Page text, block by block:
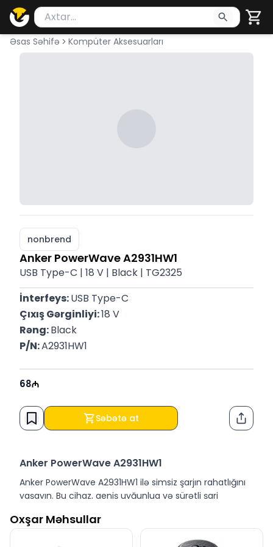
Məhsul axtar
Axtarış üçün ən azı 2 simvol yazın. Göndərmək
Əsas Səhifə Kompüter Aksesuarları
nonbrend
Anker PowerWave A2931HW1
USB Type-C | 18 V | Black | TG2325
İnterfeys: USB Type-C
Çıxış Gərginliyi: 18 V
Rəng: Black
P/N: A2931HW1
68
Səbətə at
Anker PowerWave A2931HW1
Anker PowerWave A2931HW1 ilə simsiz şarjın rahatlığını
yaşayın. Bu cihaz, geniş uyğunluq və sürətli şarj
və zərif dizaynı hər hansı bir məkanda mükəmməl
Oxşar Məhsullar